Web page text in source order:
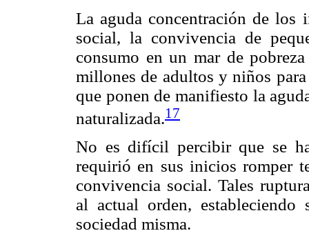
La aguda concentración de los
social, la convivencia de
consumo en un mar de
millones de adultos y niños
que ponen de manifiesto la
naturalizada.17
No es difícil percibir que se
requirió en sus inicios romper
convivencia social. Tales
al actual orden,
sociedad misma.